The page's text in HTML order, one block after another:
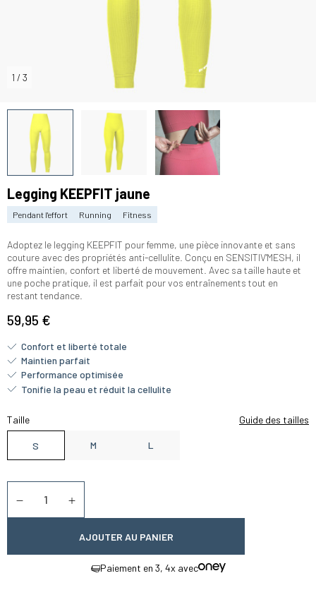
1 / 3
Legging KEEPFIT jaune
Pendant l'effort Running Fitness
Adoptez le legging KEEPFIT pour femme, une pièce innovante et sans
couture avec des propriétés anti-cellulite. Conçu en SENSITIV'MESH, il
offre maintien, confort et liberté de mouvement. Avec sa taille haute et
une poche pratique, il est parfait pour vos entraînements tout en
restant tendance.
59,95 €
Confort et liberté totale
Maintien parfait
Performance optimisée
Tonifie la peau et réduit la cellulite
Taille Guide des tailles
S M L
AJOUTER AU PANIER
Paiement en 3, 4x avec